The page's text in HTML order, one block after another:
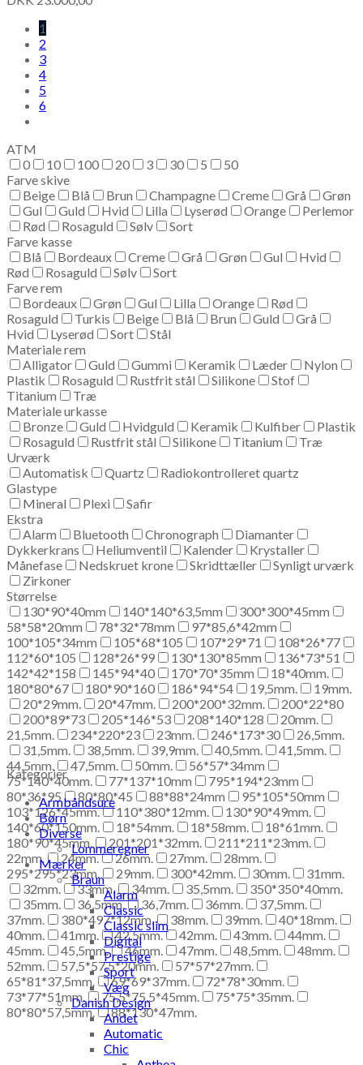
1
2
3
4
5
6
ATM
0
10 100 20 3 30 5
50
Farve skive
Beige
Blå Brun Champagne Creme Grå
Grøn
Gul
Guld Hvid Lilla Lyserød Orange
Perlemor
Rød
Rosaguld Sølv
Sort
Farve kasse
Blå
Bordeaux Creme Grå Grøn Gul
Hvid
Rød
Rosaguld Sølv
Sort
Farve rem
Bordeaux
Grøn Gul Lilla Orange
Rød
Rosaguld
Turkis Beige Blå Brun Guld
Grå
Hvid
Lyserød Sort
Stål
Materiale rem
Alligator
Guld Gummi Keramik Læder
Nylon
Plastik
Rosaguld Rustfrit stål Silikone
Stof
Titanium
Træ
Materiale urkasse
Bronze
Guld Hvidguld Keramik Kulfiber
Plastik
Rosaguld
Rustfrit stål Silikone Titanium
Træ
Urværk
Automatisk
Quartz
Radiokontrolleret quartz
Glastype
Mineral
Plexi
Safir
Ekstra
Alarm
Bluetooth Chronograph
Diamanter
Dykkerkrans
Heliumventil Kalender
Krystaller
Månefase
Nedskruet krone Skridttæller
Synligt urværk
Zirkoner
Størrelse
130*90*40mm
140*140*63,5mm
300*300*45mm
58*58*20mm
78*32*78mm
97*85,6*42mm
100*105*34mm
105*68*105 107*29*71
108*26*77
112*60*105
128*26*99 130*130*85mm
136*73*51
142*42*158
145*94*40 170*70*35mm
18*40mm.
180*80*67
180*90*160 186*94*54 19,5mm.
19mm.
20*29mm.
20*47mm. 200*200*32mm.
200*22*80
200*89*73
205*146*53 208*140*128
20mm.
21,5mm.
234*220*23 23mm. 246*173*30
26,5mm.
31,5mm.
38,5mm. 39,9mm. 40,5mm.
41,5mm.
44,5mm.
47,5mm. 50mm.
56*57*34mm
75*140*40mm.
77*137*10mm
795*194*23mm
80*36*95
80*80*45 88*88*24mm
95*105*50mm
103*126*45mm.
110*380*12mm.
130*90*49mm.
140*60*150mm.
18*54mm. 18*58mm.
18*61mm.
180*90*45mm.
201*201*32mm.
211*211*23mm.
22mm.
24mm. 26mm. 27mm.
28mm.
295*295*23mm.
29mm. 300*42mm. 30mm.
31mm.
32mm.
33mm. 34mm. 35,5mm.
350*350*40mm.
35mm.
36,5mm. 36,7mm. 36mm.
37,5mm.
37mm.
380*497*12mm. 38mm. 39mm.
40*18mm.
40mm.
41mm. 42,5mm. 42mm. 43mm.
44mm.
45mm.
45,5mm. 46mm. 47mm. 48,5mm.
48mm.
52mm.
57,5*57,5*20mm.
57*57*27mm.
65*81*37,5mm.
69*69*37mm.
72*78*30mm.
73*77*51mm.
75,5*75,5*45mm.
75*75*35mm.
80*80*57,5mm.
88*130*47mm.
Kategorier
Armbåndsure
Børn
Diverse
Lommeregner
Mærker
Braun
Alarm
Classic
Classic slim
Digital
Prestige
Sport
Væg
Danish Design
Andet
Automatic
Chic